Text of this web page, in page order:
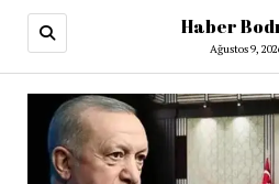
Haber
Ağustos 9,